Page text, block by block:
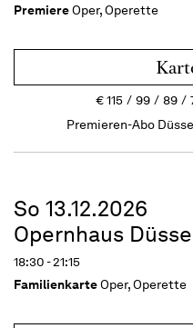
PremiereOper, Operette
€115 99 89
Premieren-Abo
So 13.12.2026
Opernhaus
18:30 - 21:15
FamilienkarteOper, Operette